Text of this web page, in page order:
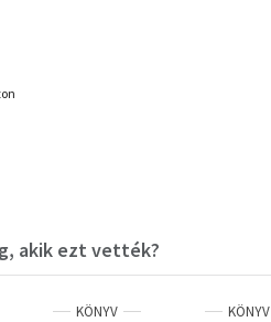
akik ezt vették?
KÖNYV KÖNYV